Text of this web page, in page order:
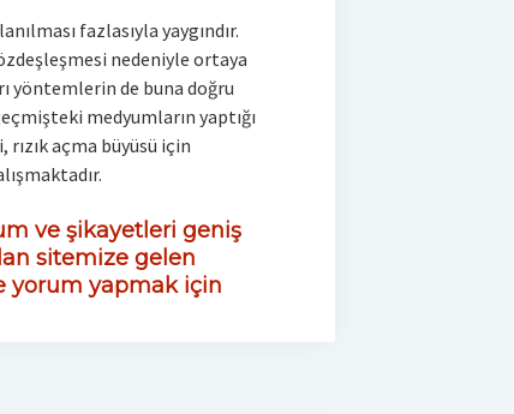
fazlasıyla yaygındır.
nedeniyle ortaya
yöntemlerin de buna doğru
medyumların yaptığı
açma büyüsü için
ve şikayetleri geniş
sitemize gelen
yorum yapmak için